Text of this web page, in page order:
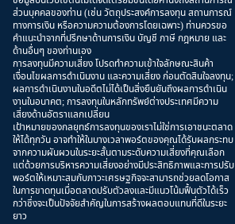
ส่วนบุคคลของท่าน (เช่น วัตถุประสงค์การลงทุน สถานการณ์
ทางการเงิน หรือความความต้องการโดยเฉพาะ) ท่านควรขอ
คำแนะนำจากที่ปรึกษาด้านการเงิน บัญชี ภาษี กฎหมาย และ
ด้านอื่นๆ ของท่านเอง
การลงทุนมีความเสี่ยง โปรดทำความเข้าใจลักษณะสินค้า
เงื่อนไขผลการดำเนินงาน และความเสี่ยง ก่อนตัดสินใจลงทุน;
ผลการดำเนินงานในอดีตไม่ได้เป็นสิ่งยืนยันถึงผลการดำเนิน
งานในอนาคต; การลงทุนในหลักทรัพย์ต่างประเทศมีความ
เสี่ยงด้านอัตราแลกเปลี่ยน
เป้าหมายของกลยุทธ์การลงทุนของเราไม่ใช่การเอาชนะตลาด
ให้ได้ทุกวัน อาจทำให้ในบางเวลาพอร์ตของคุณได้รับผลกระทบ
จากความผันผวนในระยะสั้นตามระดับความเสี่ยงที่คุณเลือก
แต่ด้วยการบริหารความเสี่ยงอย่างมีประสิทธิภาพและการปรับ
พอร์ตให้เหมาะสมกับภาวะเศรษฐกิจจะสามารถช่วยลดโอกาส
ในการขาดทุนเมื่อตลาดปรับตัวลงและมีแนวโน้มฟื้นตัวได้เร็ว
กว่าซึ่งจะเป็นปัจจัยสำคัญในการสร้างผลตอบแทนที่ดีในระยะ
ยาว